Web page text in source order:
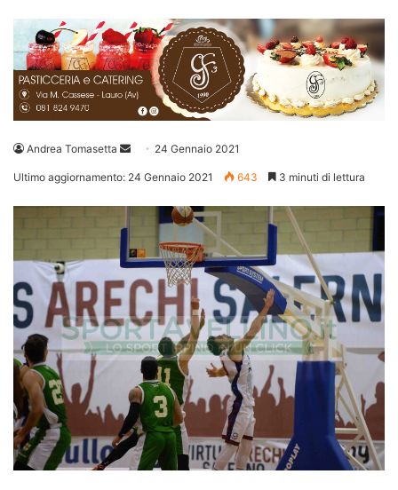
Andrea Tomasetta
Invia 24 Gennaio 2021
Ultimo aggiornamento: 24 Gennaio 2021 643 3 minuti di lettura